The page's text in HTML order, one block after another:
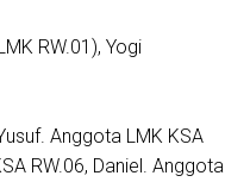
RW.01), Yogi
Anggota LMK KSA
RW.06, Daniel. Anggota